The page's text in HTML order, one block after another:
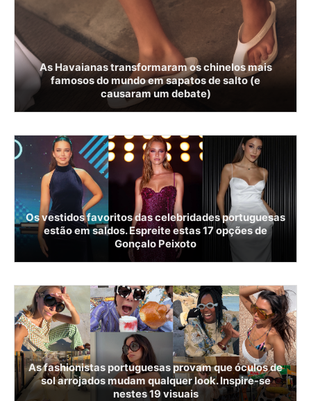
As Havaianas transformaram os chinelos mais
famosos do mundo em sapatos de salto (e
causaram um debate)
Os vestidos favoritos das celebridades portuguesas
estão em saldos. Espreite estas 17 opções de
Gonçalo Peixoto
As fashionistas portuguesas provam que óculos de
sol arrojados mudam qualquer look. Inspire-se
nestes 19 visuais